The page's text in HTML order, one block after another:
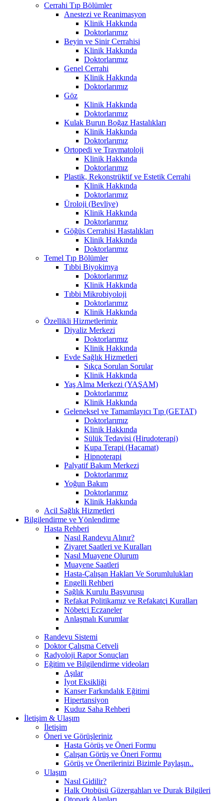
Cerrahi Tıp Bölümler
Anestezi ve Reanimasyon
Klinik Hakkında
Doktorlarımız
Beyin ve Sinir Cerrahisi
Klinik Hakkında
Doktorlarımız
Genel Cerrahi
Klinik Hakkında
Doktorlarımız
Göz
Klinik Hakkında
Doktorlarımız
Kulak Burun Boğaz Hastalıkları
Klinik Hakkında
Doktorlarımız
Ortopedi ve Travmatoloji
Klinik Hakkında
Doktorlarımız
Plastik, Rekonstrüktif ve Estetik Cerrahi
Klinik Hakkında
Doktorlarımız
Üroloji (Bevliye)
Klinik Hakkında
Doktorlarımız
Göğüs Cerrahisi Hastalıkları
Klinik Hakkında
Doktorlarımız
Temel Tıp Bölümler
Tıbbi Biyokimya
Doktorlarımız
Klinik Hakkında
Tıbbi Mikrobiyoloji
Doktorlarımız
Klinik Hakkında
Özellikli Hizmetlerimiz
Diyaliz Merkezi
Doktorlarımız
Klinik Hakkında
Evde Sağlık Hizmetleri
Sıkça Sorulan Sorular
Klinik Hakkında
Yaş Alma Merkezi (YAŞAM)
Doktorlarımız
Klinik Hakkında
Geleneksel ve Tamamlayıcı Tıp (GETAT)
Doktorlarımız
Klinik Hakkında
Sülük Tedavisi (Hirudoterapi)
Kupa Terapi (Hacamat)
Hipnoterapi
Palyatif Bakım Merkezi
Doktorlarımız
Yoğun Bakım
Doktorlarımız
Klinik Hakkında
Acil Sağlık Hizmetleri
Bilgilendirme ve Yönlendirme
Hasta Rehberi
Nasıl Randevu Alınır?
Ziyaret Saatleri ve Kuralları
Nasıl Muayene Olurum
Muayene Saatleri
Hasta-Çalışan Hakları Ve Sorumlulukları
Engelli Rehberi
Sağlık Kurulu Başvurusu
Refakat Politikamız ve Refakatçi Kuralları
Nöbetçi Eczaneler
Anlaşmalı Kurumlar
Randevu Sistemi
Doktor Çalışma Cetveli
Radyoloji Rapor Sonuçları
Eğitim ve Bilgilendirme videoları
Aşılar
İyot Eksikliği
Kanser Farkındalık Eğitimi
Hipertansiyon
Kuduz Saha Rehberi
İletişim & Ulaşım
İletişim
Öneri ve Görüşleriniz
Hasta Görüş ve Öneri Formu
Çalışan Görüş ve Öneri Formu
Görüş ve Önerilerinizi Bizimle Paylaşın..
Ulaşım
Nasıl Gidilir?
Halk Otobüsü Güzergahları ve Durak Bilgileri
Otopark Alanları